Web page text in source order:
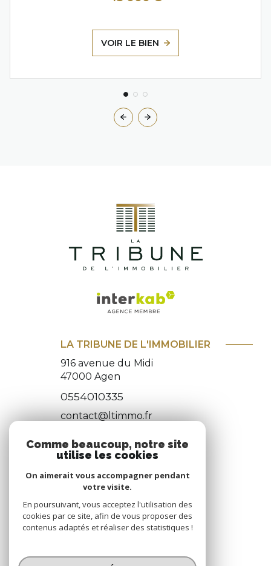
VOIR LE BIEN
LA TRIBUNE DE L'IMMOBILIER
916 avenue du Midi
47000 Agen
0554010335
contact@ltimmo.fr
NOUS ADHÉRONS
Comme beaucoup, notre site
utilise les cookies
On aimerait vous accompagner pendant
votre visite.
En poursuivant, vous acceptez l'utilisation des
cookies par ce site, afin de vous proposer des
contenus adaptés et réaliser des statistiques !